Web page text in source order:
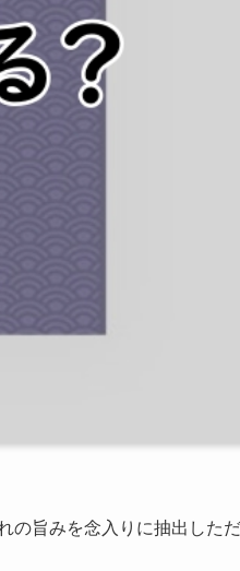
の旨みを念入りに抽出しただ